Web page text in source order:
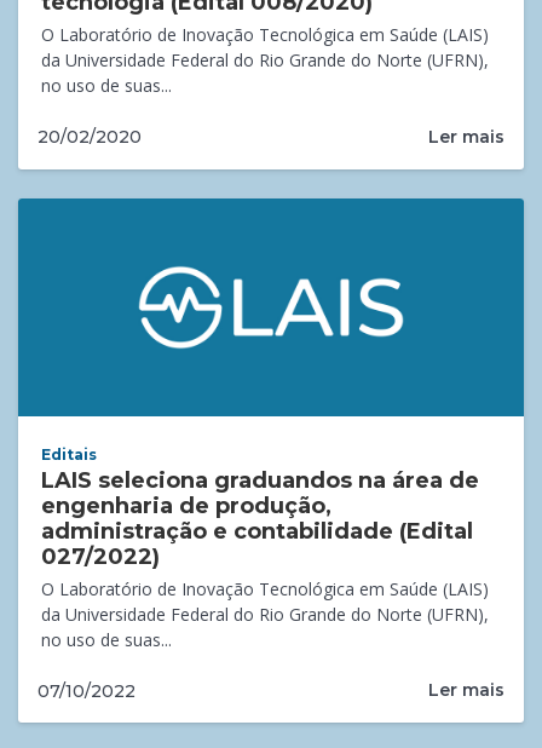
O Laboratório de Inovação Tecnológica em Saúde (LAIS)
da Universidade Federal do Rio Grande do Norte (UFRN),
no uso de suas...
20/02/2020 Ler mais
Editais
LAIS seleciona graduandos na área de
engenharia de produção,
administração e contabilidade (Edital
027/2022)
O Laboratório de Inovação Tecnológica em Saúde (LAIS)
da Universidade Federal do Rio Grande do Norte (UFRN),
no uso de suas...
07/10/2022 Ler mais